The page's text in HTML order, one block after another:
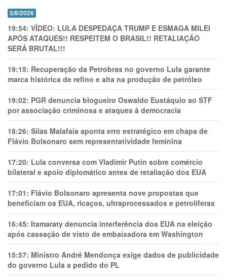
5/8/2026
19:54: VÍDEO: LULA DESPEDAÇA TRUMP E ESMAGA MILEI
APÓS ATAQUES!! RESPEITEM O BRASIL!! RETALIAÇÃO
SERÁ BRUTAL!!!
19:15: Recuperação da Petrobras no governo Lula garante
marca histórica de refino e alta na produção de petróleo
19:02: PGR denuncia blogueiro Oswaldo Eustáquio ao STF
por associação criminosa e ataques à democracia
18:26: Silas Malafaia aponta erro estratégico em chapa de
Flávio Bolsonaro sem representatividade feminina
17:20: Lula conversa com Vladimir Putin sobre comércio
bilateral e apoio diplomático antes de retaliação dos EUA
17:01: Flávio Bolsonaro apresenta nove propostas que
beneficiam os EUA, ricaços, ultraprocessados e petrolíferas
16:45: Itamaraty denuncia interferência dos EUA na eleição
após cassação de visto de embaixadora em Washington
15:57: Ministro André Mendonça exige dados de publicidade
do governo Lula a pedido do PL